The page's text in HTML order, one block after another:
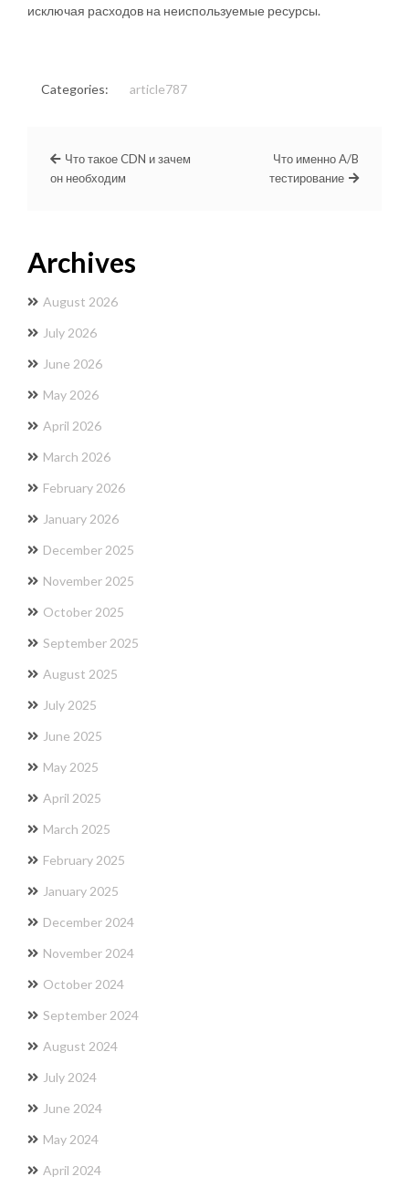
исключая расходов на неиспользуемые ресурсы.
Categories: article787
Что такое CDN и зачем
он необходим
Что именно A/B
тестирование
Archives
August 2026
July 2026
June 2026
May 2026
April 2026
March 2026
February 2026
January 2026
December 2025
November 2025
October 2025
September 2025
August 2025
July 2025
June 2025
May 2025
April 2025
March 2025
February 2025
January 2025
December 2024
November 2024
October 2024
September 2024
August 2024
July 2024
June 2024
May 2024
April 2024